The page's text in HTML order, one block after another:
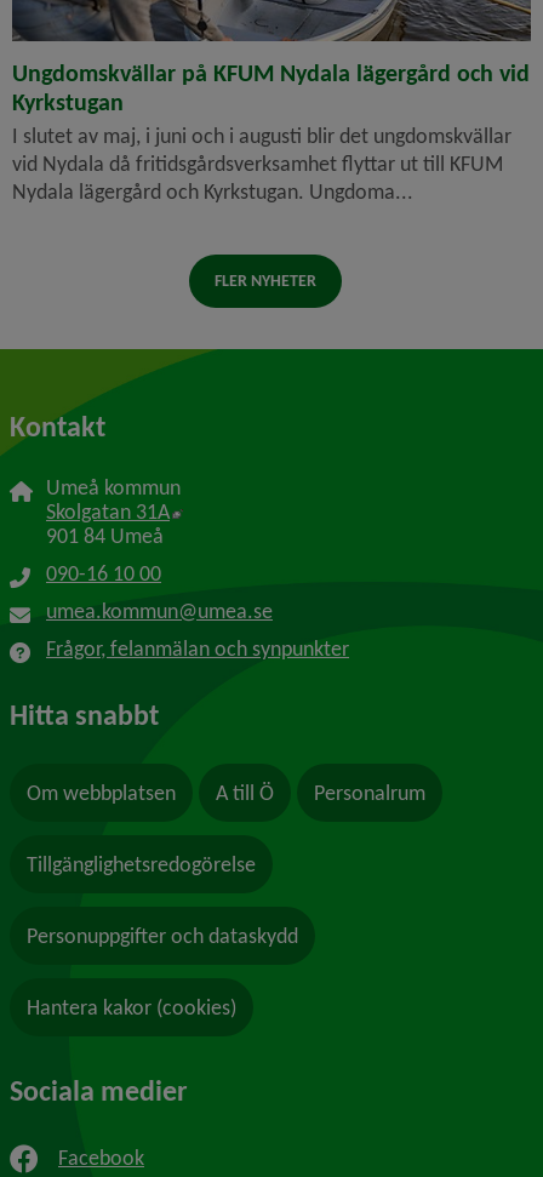
Ungdomskvällar på KFUM Nydala lägergård och vid
Kyrkstugan
I slutet av maj, i juni och i augusti blir det ungdomskvällar
vid Nydala då fritidsgårdsverksamhet flyttar ut till KFUM
Nydala lägergård och Kyrkstugan. Ungdoma...
FLER NYHETER
Kontakt
Umeå kommun
Skolgatan 31A Länk till annan webbplats, öppnas i nytt
901 84 Umeå
090-16 10 00
umea.kommun@umea.se
Frågor, felanmälan och synpunkter
Hitta snabbt
Om webbplatsen A till Ö Personalrum
Tillgänglighetsredogörelse
Personuppgifter och dataskydd
Hantera kakor (cookies)
Sociala medier
Facebook